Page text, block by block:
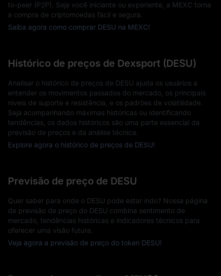
to-peer (P2P). Seja você iniciante ou experiente, a MEXC torna
a compra de criptomoedas fácil e segura.
Saiba agora como comprar DESU na MEXC!
Histórico de preços de Dexsport (DESU)
Analisar o histórico de preços de DESU ajuda os usuários a
entender os movimentos passados do mercado, os principais
níveis de suporte e resistência, e os padrões de volatilidade.
Seja acompanhando máximas históricas ou identificando
tendências, os dados históricos são uma parte essencial da
previsão de preços e da análise técnica.
Explore agora o histórico de preços de DESU!
Previsão de preço de DESU
Quer saber para onde o DESU pode estar indo? Nossa página
de previsão de preço do DESU combina sentimento de
mercado, tendências históricas e indicadores técnicos para
oferecer uma visão futura.
Veja agora a previsão de preço do token DESU!